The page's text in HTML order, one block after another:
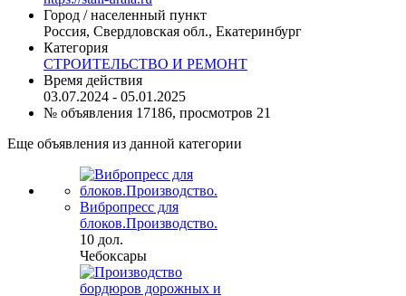
Город / населенный пункт
Россия, Свердловская обл., Екатеринбург
Категория
СТРОИТЕЛЬСТВО И РЕМОНТ
Время действия
03.07.2024 - 05.01.2025
№ объявления 17186, просмотров 21
Еще объявления из данной категории
Вибропресс для
блоков.Производство.
10 дол.
Чебоксары